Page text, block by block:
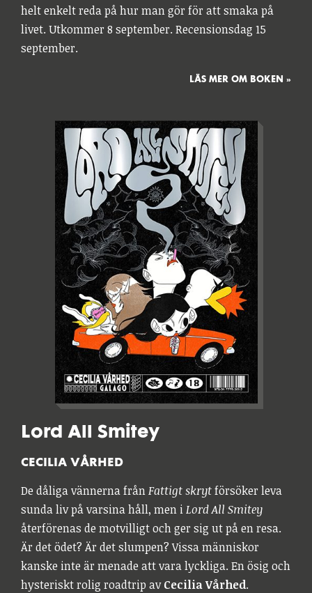
helt enkelt reda på hur man gör för att smaka på
livet. Utkommer 8 september. Recensionsdag 15
september.
LÄS MER OM BOKEN »
Lord All Smitey
CECILIA VÅRHED
De dåliga vännerna frånFattigt skrytförsöker leva
sunda liv på varsina håll, men iLord All Smitey
återförenas de motvilligt och ger sig ut på en resa.
Är det ödet? Är det slumpen? Vissa människor
kanske inte är menade att vara lyckliga. En ösig och
hysteriskt rolig roadtrip avCecilia Vårhed.